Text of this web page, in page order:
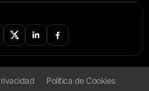
Política de Cookies